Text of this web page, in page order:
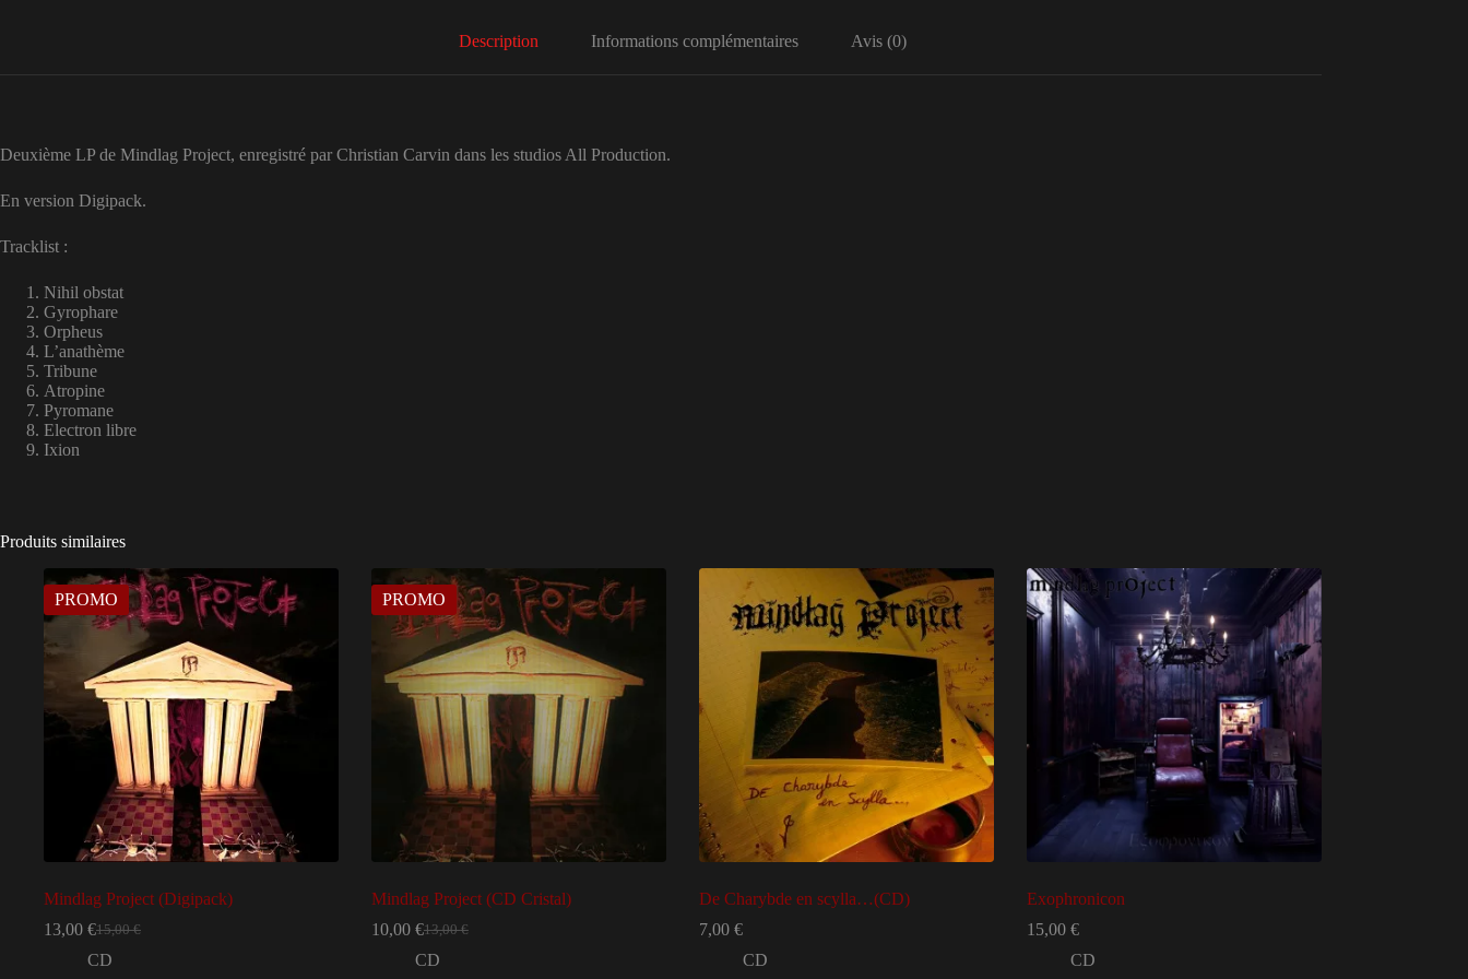
Description Informations complémentaires Avis (0)
Deuxième LP de Mindlag Project, enregistré par Christian Carvin dans les studios All Production.
En version Digipack.
Tracklist :
Nihil obstat
Gyrophare
Orpheus
L’anathème
Tribune
Atropine
Pyromane
Electron libre
Ixion
Produits similaires
PROMO
Mindlag Project (Digipack)
15,00€
Le
prix
13,00 €Le
prix
CD
PROMO
Mindlag Project (CD Cristal)
13,00€
Le
prix
10,00 €Le
prix
CD
De Charybde en scylla…(CD)
7,00 €
CD
Exophronicon
15,00 €
CD